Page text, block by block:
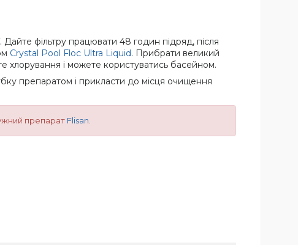
фільтру працювати 48 годин підряд, після
Crystal Pool Floc Ultra Liquid. Прибрати великий
хлорування і можете користуватись басейном.
препаратом і прикласти до місця очищення
препарат Flisan.